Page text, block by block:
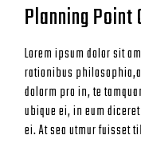
Planning Point
Lorem ipsum dolor sit
rationibus
dolorm pro in, te
ubique ei, in eum
ei. At sea utmur fuisset